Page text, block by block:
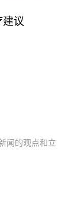
建议
闻的观点和立